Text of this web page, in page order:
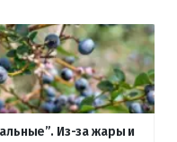
Из-за жары и